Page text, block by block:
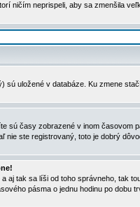
ničím neprispeli, aby sa zmenšila
sú uložené v databáze. Ku zmene
sú časy zobrazené v inom časovom
nie ste registrovaný, toto je dobrý
aj tak sa líši od toho správneho, tak
pásma o jednu hodinu po dobu